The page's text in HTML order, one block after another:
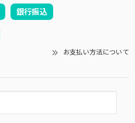
銀行振込
お支払い方法について